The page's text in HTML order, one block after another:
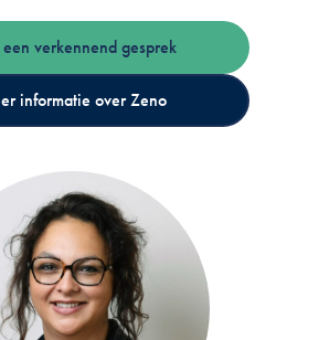
een verkennend gesprek
informatie over Zeno